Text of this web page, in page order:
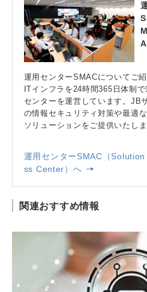
運用センターSMACについてご
ITインフラを24時間365日体制
センターを運営しています。JB
の情報セキュリティ対策や最適
ソリューションをご提供いたしま
運用センターSMAC（
ss Center）へ
関連おすすめ情報